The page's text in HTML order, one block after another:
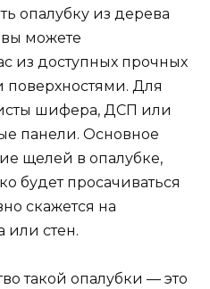
опалубку из дерева
вы можете
из доступных прочных
Для
шифера, ДСП или
панели. Основное
щелей в опалубке,
будет просачиваться
скажется на
или стен.
такой опалубки — это